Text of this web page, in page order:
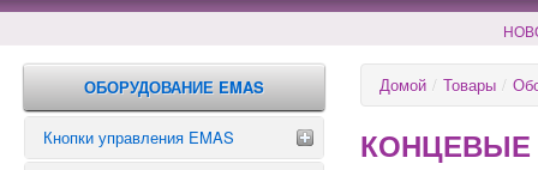
ОБОРУДОВАНИЕ EMAS
Кнопки управления EMAS
Домой / Товары /
КОНЦЕВЫЕ